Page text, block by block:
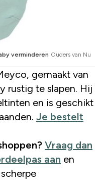
verminderen Ouders van Nu
gemaakt van
rustig te slapen. Hij
en is geschikt
Je bestelt
Vraag dan
aan en